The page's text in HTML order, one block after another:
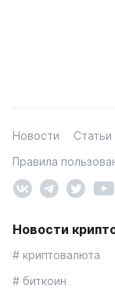
Новости Статьи
Правила
Новости
# криптовалюта
# биткоин